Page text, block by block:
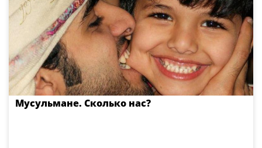
Мусульмане. Сколько нас?